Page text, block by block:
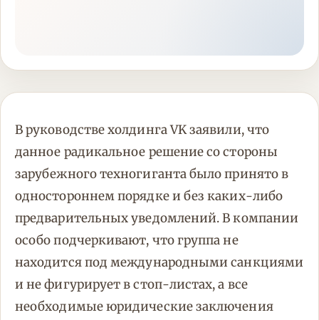
В руководстве холдинга VK заявили, что
данное радикальное решение со стороны
зарубежного техногиганта было принято в
одностороннем порядке и без каких-либо
предварительных уведомлений. В компании
особо подчеркивают, что группа не
находится под международными санкциями
и не фигурирует в стоп-листах, а все
необходимые юридические заключения